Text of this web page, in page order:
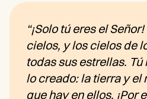
“¡Solo tú eres el
cielos, y los cielos de
todas sus estrellas.
lo creado: la tierra y el
que hay en ellos. ¡Por